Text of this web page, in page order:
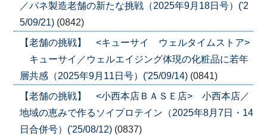
／バネ製造老舗の新たな挑戦（2025年9月18日号）('2
5/09/21) (0842)
【老舗の挑戦】 <キューサイ ウェルタイムストア>
キューサイ／ウェルエイジング体現の化粧品に若年
層共感（2025年9月11日号）('25/09/14) (0841)
【老舗の挑戦】 <小西本店ＢＡＳＥ店> 小西本店／
地域の恵みで作るソイプロテイン（2025年8月7日・14
日合併号）('25/08/12) (0837)